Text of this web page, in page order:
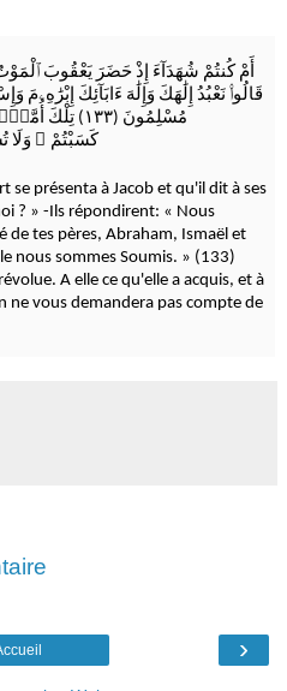
أَمْ كُنتُمْ شُهَدَآءَ إِذْ حَضَرَ يَعْقُوبَ
قَالُوا۟ نَعْبُدُ إِلَٰهَكَ وَإِلَٰهَ ءَابَآئِكَ إِبْرَٰهِۦمَ
مُسْلِمُونَ (١٣٣) تِلْكَ أُمَّةٌۭ قَدْ خَلَتْ
كَسَبْتُمْ ۖ وَلَا
se présenta à Jacob et qu'il dit à ses
? » -Ils répondirent: « Nous
tes pères, Abraham, Ismaël et
nous sommes Soumis. » (133)
A elle ce qu'elle a acquis, et à
ne vous demandera pas compte de
›